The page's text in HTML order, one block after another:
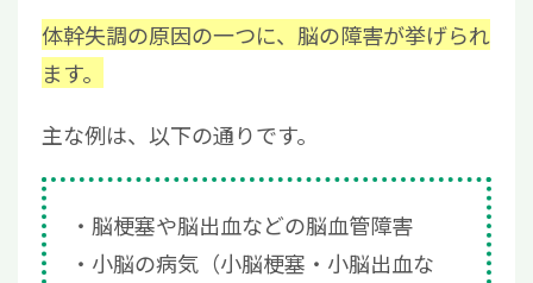
体幹失調の原因の一つに、脳の障害が挙げられ
ます。
主な例は、以下の通りです。
脳梗塞や脳出血などの脳血管障害
小脳の病気（小脳梗塞・小脳出血な